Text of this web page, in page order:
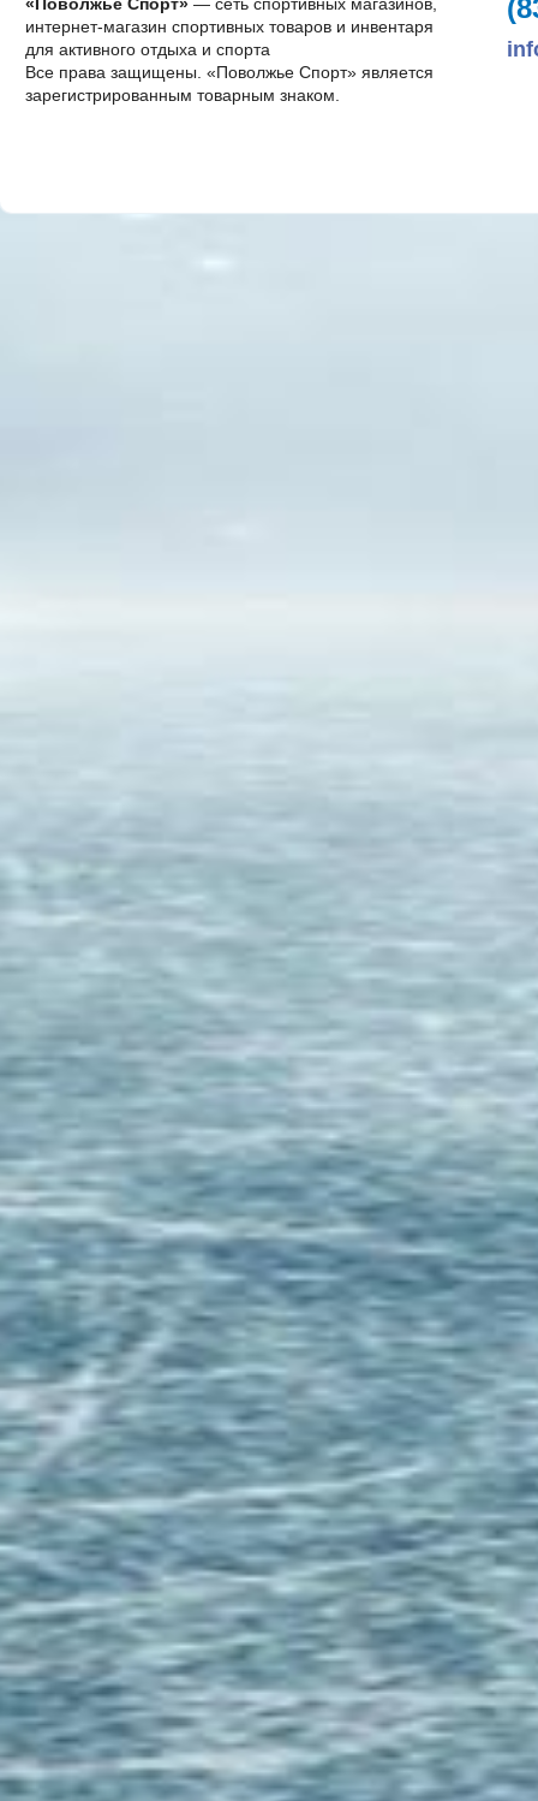
интернет-магазин спортивных товаров и инвентаря
для активного отдыха и спорта
Все права защищены. «Поволжье Спорт» является
зарегистрированным товарным знаком.